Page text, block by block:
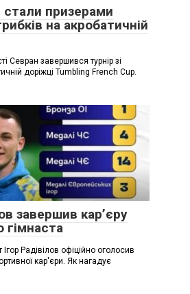
стали призерами
на акробатичній
Севран завершився турнір зі
доріжці Tumbling French Cup.
завершив кар’єру
гімнаста
Ігор Радівілов офіційно оголосив
кар'єри. Як нагадує